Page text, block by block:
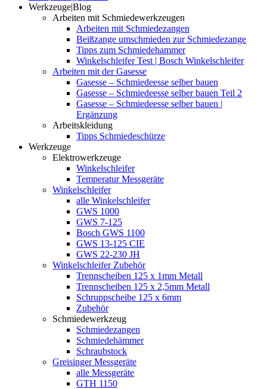
Werkzeuge|Blog
Arbeiten mit Schmiedewerkzeugen
Arbeiten mit Schmiedezangen
Beißzange umschmieden zur Schmiedezange
Tipps zum Schmiedehammer
Winkelschleifer Test | Bosch Winkelschleifer
Arbeiten mit der Gasesse
Gasesse – Schmiedeesse selber bauen
Gasesse – Schmiedeesse selber bauen Teil 2
Gasesse – Schmiedeesse selber bauen |
Ergänzung
Arbeitskleidung
Tipps Schmiedeschürze
Werkzeuge
Elektrowerkzeuge
Winkelschleifer
Temperatur Messgeräte
Winkelschleifer
alle Winkelschleifer
GWS 1000
GWS 7-125
Bosch GWS 1100
GWS 13-125 CIE
GWS 22-230 JH
Winkelschleifer Zubehör
Trennscheiben 125 x 1mm Metall
Trennscheiben 125 x 2,5mm Metall
Schruppscheibe 125 x 6mm
Zubehör
Schmiedewerkzeug
Schmiedezangen
Schmiedehämmer
Schraubstock
Greisinger Messgeräte
alle Messgeräte
GTH 1150